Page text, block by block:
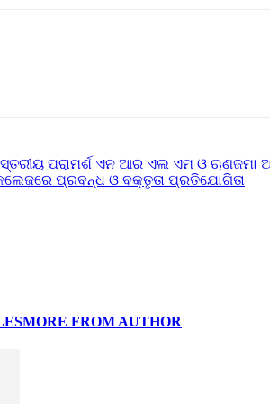
ପରାମର୍ଶ ଏନ ଆର ଏଲ ଏମ ଓ ଋଣଜମା
ପ୍ରବନ୍ଧ ଓ ବକ୍ତୃତା ପ୍ରତିଯୋଗିତା
MORE FROM AUTHOR